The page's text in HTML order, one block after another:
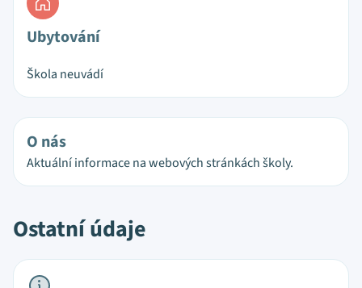
Ubytování
Škola neuvádí
O nás
Aktuální informace na webových stránkách školy.
Ostatní údaje